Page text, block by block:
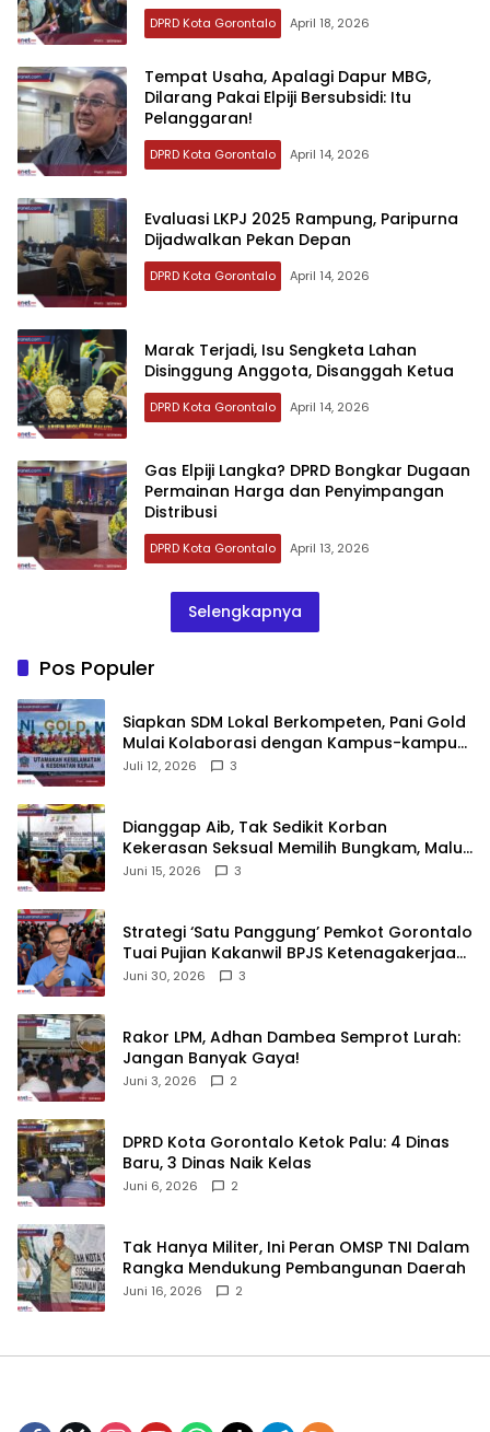
DPRD Kota Gorontalo April 18, 2026
‎Tempat Usaha, Apalagi Dapur MBG,
Dilarang Pakai Elpiji Bersubsidi: Itu
Pelanggaran!
DPRD Kota Gorontalo April 14, 2026
‎Evaluasi LKPJ 2025 Rampung, Paripurna
Dijadwalkan Pekan Depan‎‎
DPRD Kota Gorontalo April 14, 2026
‎Marak Terjadi, Isu Sengketa Lahan
Disinggung Anggota, Disanggah Ketua
DPRD Kota Gorontalo April 14, 2026
‎Gas Elpiji Langka? DPRD Bongkar Dugaan
Permainan Harga dan Penyimpangan
Distribusi
DPRD Kota Gorontalo April 13, 2026
Selengkapnya
Pos Populer
‎Siapkan SDM Lokal Berkompeten, Pani Gold
Mulai Kolaborasi dengan Kampus-kampus
di Gorontalo
Juli 12, 2026 3
‎Dianggap Aib, Tak Sedikit Korban
Kekerasan Seksual Memilih Bungkam, Malu
untuk Melapor!‎
Juni 15, 2026 3
Strategi ‘Satu Panggung’ Pemkot Gorontalo
Tuai Pujian Kakanwil BPJS Ketenagakerjaan
Sulama‎‎
Juni 30, 2026 3
‎Rakor LPM, Adhan Dambea Semprot Lurah:
Jangan Banyak Gaya!‎
Juni 3, 2026 2
‎DPRD Kota Gorontalo Ketok Palu: 4 Dinas
Baru, 3 Dinas Naik Kelas
Juni 6, 2026 2
‎Tak Hanya Militer, Ini Peran OMSP TNI Dalam
Rangka Mendukung Pembangunan Daerah
Juni 16, 2026 2